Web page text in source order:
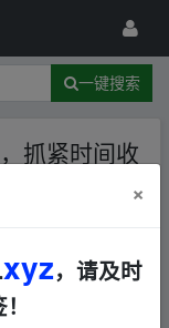
一键搜索
抓紧时间收
×
xyz，请及时